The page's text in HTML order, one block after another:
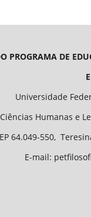
PROGRAMA DE
/
Piauí,
PI, Fone: